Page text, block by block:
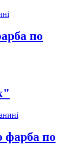
по
фарба по